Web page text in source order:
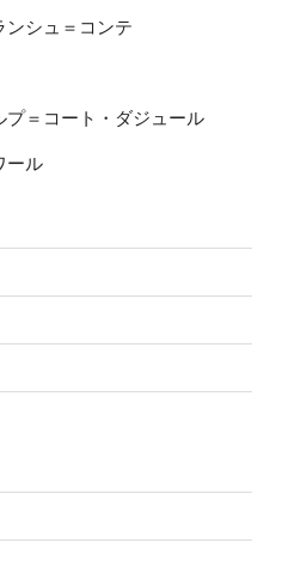
ンシュ＝コンテ
プ＝コート・ダジュール
ール